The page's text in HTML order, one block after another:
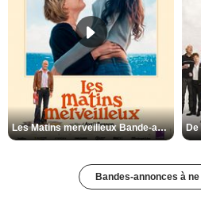
Les Matins merveilleux Bande-annonce VF
Bandes-annonces à